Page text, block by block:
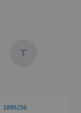
T
1095250